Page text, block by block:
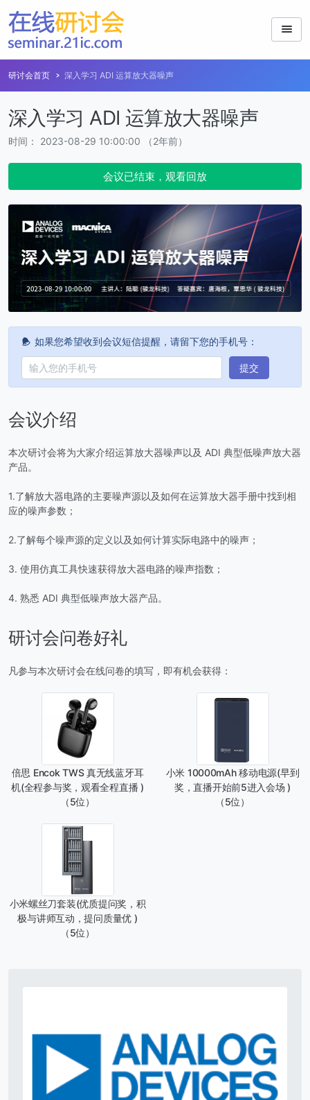
研讨会首页 深入学习 ADI 运算放大器噪声
深入学习 ADI 运算放大器噪声
时间： 2023-08-29 10:00:00 （2年前）
会议已结束，观看回放
如果您希望收到会议短信提醒，请留下您的手机号：
提交
会议介绍
本次研讨会将为大家介绍运算放大器噪声以及 ADI 典型低噪声放大器
产品。
1.了解放大器电路的主要噪声源以及如何在运算放大器手册中找到相
应的噪声参数；
2.了解每个噪声源的定义以及如何计算实际电路中的噪声；
3. 使用仿真工具快速获得放大器电路的噪声指数；
4. 熟悉 ADI 典型低噪声放大器产品。
研讨会问卷好礼
凡参与本次研讨会在线问卷的填写，即有机会获得：
倍思 Encok TWS 真无线蓝牙耳
机(全程参与奖，观看全程直播 )
（5位）
小米 10000mAh 移动电源(早到
奖，直播开始前5进入会场 )
（5位）
小米螺丝刀套装(优质提问奖，积
极与讲师互动，提问质量优 )
（5位）